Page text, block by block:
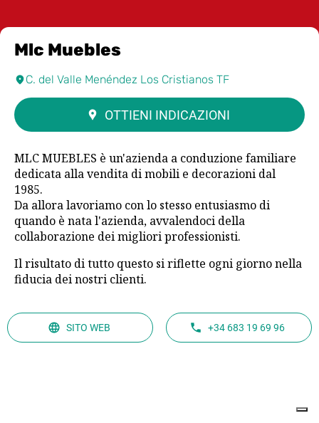
Mlc Muebles
C. del Valle Menéndez Los Cristianos TF
OTTIENI INDICAZIONI
MLC MUEBLES è un'azienda a conduzione familiare
dedicata alla vendita di mobili e decorazioni dal
1985.
Da allora lavoriamo con lo stesso entusiasmo di
quando è nata l'azienda, avvalendoci della
collaborazione dei migliori professionisti.
Il risultato di tutto questo si riflette ogni giorno nella
fiducia dei nostri clienti.
SITO WEB +34 683 19 69 96